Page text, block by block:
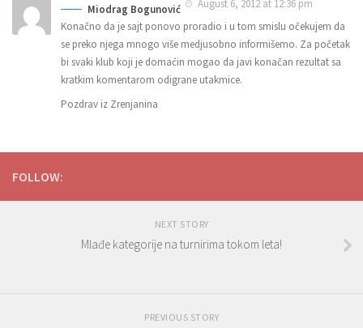
Miodrag Bogunović
August 6, 2012 at 12:36 pm
Konačno da je sajt ponovo proradio i u tom smislu očekujem da
se preko njega mnogo više medjusobno informišemo. Za početak
bi svaki klub koji je domaćin mogao da javi konačan rezultat sa
kratkim komentarom odigrane utakmice.
Pozdrav iz Zrenjanina
FOLLOW:
NEXT STORY
Mlađe kategorije na turnirima tokom leta!
PREVIOUS STORY